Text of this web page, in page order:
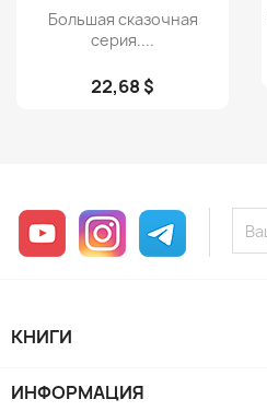
Просмотр
Большая сказочная
серия....
22,68 $
YouTube InstagramTelegram
КНИГИ
ИНФОРМАЦИЯ